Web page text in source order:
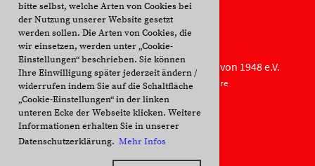
bitte selbst, welche Arten von Cookies bei
der Nutzung unserer Website gesetzt
werden sollen. Die Arten von Cookies, die
wir einsetzen, werden unter „Cookie-
Einstellungen“ beschrieben. Sie können
Ihre Einwilligung später jederzeit ändern /
widerrufen indem Sie auf die Schaltfläche
„Cookie-Einstellungen“ in der linken
unteren Ecke der Webseite klicken. Weitere
Informationen erhalten Sie in unserer
Datenschutzerklärung. Mehr Infos
© Buxtehuder Tennis Club "Rot-Weiss" von 1948 e.V.
Erstellt mit ClubDesk Vereinssoftware
Impressum